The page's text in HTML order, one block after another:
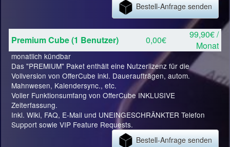
Bestell-Anfrage senden
Premium Cube (1 Benutzer) 0,00€
99,90€ /
Monat
monatlich kündbar
Das "PREMIUM" Paket enthält eine Nutzerlizenz für die
Vollversion von OfferCube inkl. Daueraufträgen, autom.
Mahnwesen, Kalendersync., etc.
Voller Funktionsumfang von OfferCube INKLUSIVE
Zeiterfassung.
Inkl. Wiki, FAQ, E-Mail und UNEINGESCHRÄNKTER Telefon
Support sowie VIP Feature Requests.
Bestell-Anfrage senden